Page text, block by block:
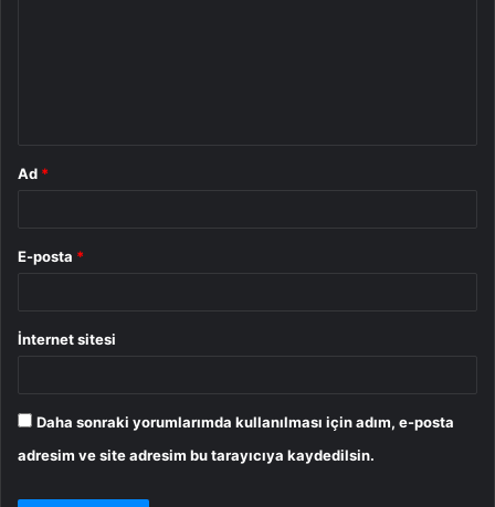
Ad *
E-posta *
İnternet sitesi
Daha sonraki yorumlarımda kullanılması için adım, e-posta
adresim ve site adresim bu tarayıcıya kaydedilsin.